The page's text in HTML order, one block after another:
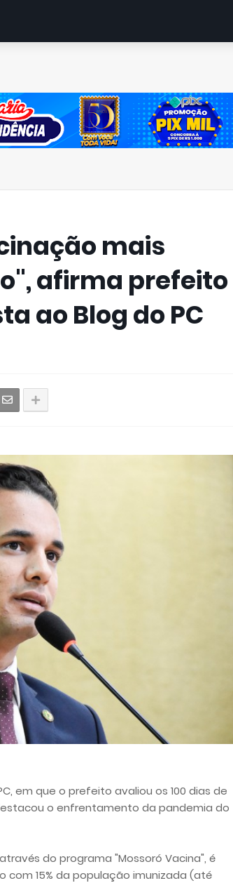
mais
afirma prefeito
ao Blog do PC
em que o prefeito avaliou os 100 dias de
o enfrentamento da pandemia do
do programa "Mossoró Vacina", é
15% da população imunizada (até